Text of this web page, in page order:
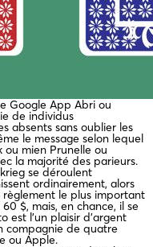
Google App Abri ou
de individus
absents sans oublier les
le message selon lequel
mien Prunelle ou
la majorité des parieurs.
se déroulent
ordinairement, alors
le plus important
$, mais, en chance, il se
est l’un plaisir d’argent
compagnie de quatre
ou Apple.